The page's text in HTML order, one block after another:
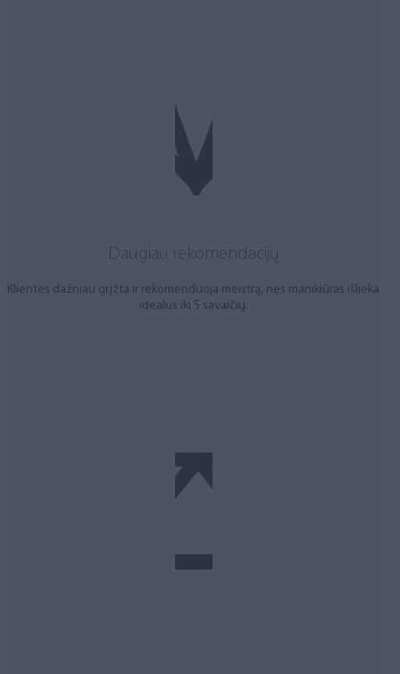
Daugiau rekomendacijų
Klientės dažniau grįžta ir rekomenduoja meistrą, nes manikiūras išlieka
idealus iki 5 savaičių.